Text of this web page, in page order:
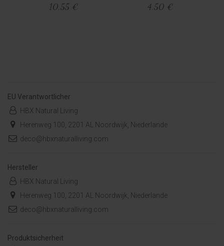
10,55 € 4,50 €
EU Verantwortlicher
HBX Natural Living
Herenweg 100, 2201 AL Noordwijk, Niederlande
deco@hbxnaturalliving.com
Hersteller
HBX Natural Living
Herenweg 100, 2201 AL Noordwijk, Niederlande
deco@hbxnaturalliving.com
Produktsicherheit